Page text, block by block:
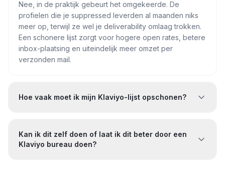
Nee, in de praktijk gebeurt het omgekeerde. De
profielen die je suppressed leverden al maanden niks
meer op, terwijl ze wel je deliverability omlaag trokken.
Een schonere lijst zorgt voor hogere open rates, betere
inbox-plaatsing en uiteindelijk meer omzet per
verzonden mail.
Hoe vaak moet ik mijn Klaviyo-lijst opschonen?
Kan ik dit zelf doen of laat ik dit beter door een
Klaviyo bureau doen?